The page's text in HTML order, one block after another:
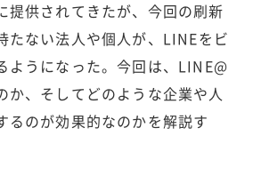
提供されてきたが、今回の刷新
たない法人や個人が、LINEをビ
ようになった。今回は、LINE@
か、そしてどのような企業や人
るのが効果的なのかを解説す